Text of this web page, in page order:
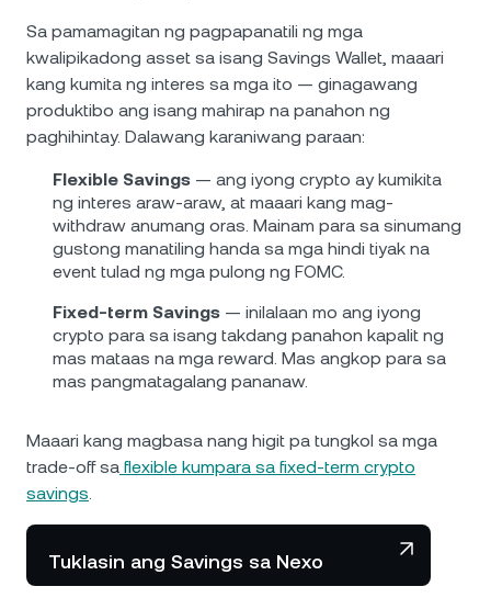
Sa pamamagitan ng pagpapanatili ng mga
kwalipikadong asset sa isang Savings Wallet, maaari
kang kumita ng interes sa mga ito — ginagawang
produktibo ang isang mahirap na panahon ng
paghihintay. Dalawang karaniwang paraan:
Flexible Savings — ang iyong crypto ay kumikita
ng interes araw-araw, at maaari kang mag-
withdraw anumang oras. Mainam para sa sinumang
gustong manatiling handa sa mga hindi tiyak na
event tulad ng mga pulong ng FOMC.
Fixed-term Savings — inilalaan mo ang iyong
crypto para sa isang takdang panahon kapalit ng
mas mataas na mga reward. Mas angkop para sa
mas pangmatagalang pananaw.
Maaari kang magbasa nang higit pa tungkol sa mga
trade-off sa flexible kumpara sa fixed-term crypto
savings.
Tuklasin ang Savings sa Nexo